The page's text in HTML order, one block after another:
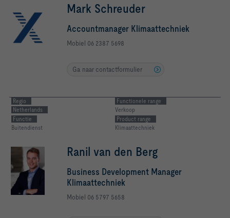
Mark Schreuder
Accountmanager Klimaattechniek
Mobiel 06 2387 5698
Ga naar contactformulier
Regio
Netherlands
Functionele range
Verkoop
Functie
Buitendienst
Product range
Klimaattechniek
Ranil van den Berg
Business Development Manager
Klimaattechniek
Mobiel 06 5797 5658